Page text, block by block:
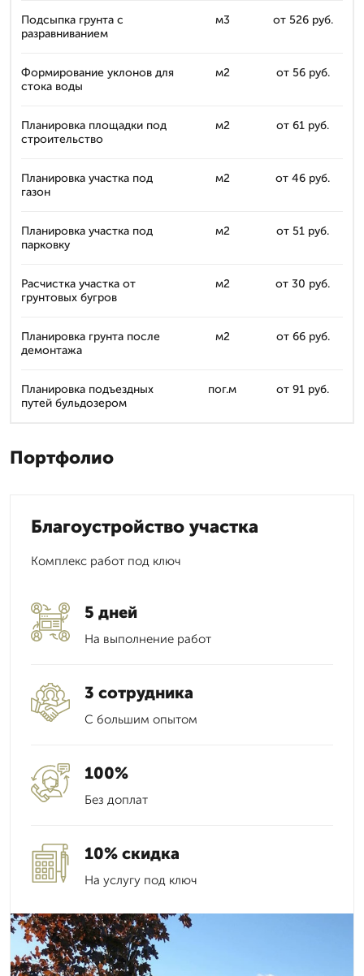
Подсыпка грунта с
разравниванием
м3 от 526 руб.
Формирование уклонов для
стока воды
м2 от 56 руб.
Планировка площадки под
строительство
м2 от 61 руб.
Планировка участка под
газон
м2 от 46 руб.
Планировка участка под
парковку
м2 от 51 руб.
Расчистка участка от
грунтовых бугров
м2 от 30 руб.
Планировка грунта после
демонтажа
м2 от 66 руб.
Планировка подъездных
путей бульдозером
пог.м от 91 руб.
Портфолио
Благоустройство участка
Комплекс работ под ключ
5 дней
На выполнение работ
3 сотрудника
С большим опытом
100%
Без доплат
10% скидка
На услугу под ключ